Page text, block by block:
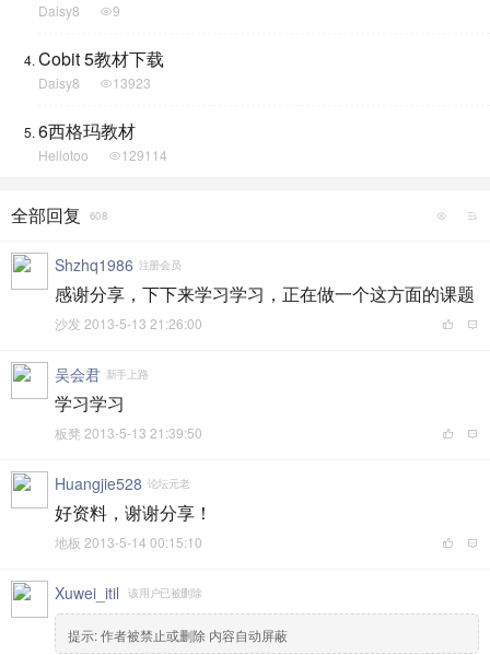
Daisy8 9
Cobit 5教材下载
Daisy8 13923
6西格玛教材
Hellotoo 129114
全部回复 608
Shzhq1986 注册会员
感谢分享，下下来学习学习，正在做一个这方面的课题
沙发 2013-5-13 21:26:00
吴会君 新手上路
学习学习
板凳 2013-5-13 21:39:50
Huangjie528 论坛元老
好资料，谢谢分享！
地板 2013-5-14 00:15:10
Xuwei_itil 该用户已被删除
提示:作者被禁止或删除 内容自动屏蔽